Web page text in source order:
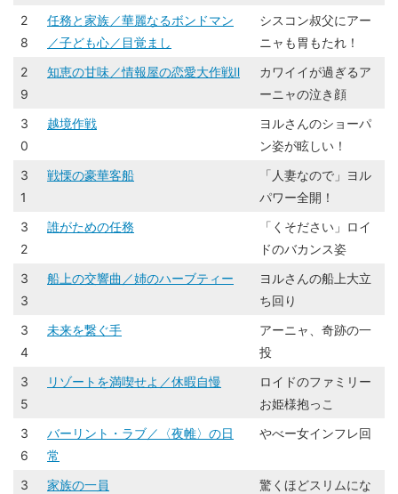
2
8
任務と家族／華麗なるボンドマン
／子ども心／目覚まし
シスコン叔父にアー
ニャも胃もたれ！
2
9
知恵の甘味／情報屋の恋愛大作戦Ⅱ
カワイイが過ぎるア
ーニャの泣き顔
3
0
越境作戦
ヨルさんのショーパ
ン姿が眩しい！
3
1
戦慄の豪華客船
「人妻なので」ヨル
パワー全開！
3
2
誰がための任務
「くそださい」ロイ
ドのバカンス姿
3
3
船上の交響曲／姉のハーブティー
ヨルさんの船上大立
ち回り​
3
4
未来を繋ぐ手
アーニャ、奇跡の一
投
3
5
リゾートを満喫せよ／休暇自慢
​ロイドのファミリー
お姫様抱っこ​
3
6
バーリント・ラブ／〈夜帷〉の日
常
やべー女インフレ回
3
家族の一員
​​驚くほどスリムにな